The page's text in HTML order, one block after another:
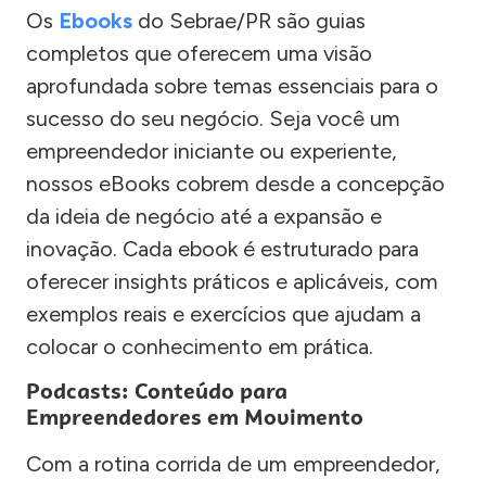
Os Ebooks do Sebrae/PR são guias
completos que oferecem uma visão
aprofundada sobre temas essenciais para o
sucesso do seu negócio. Seja você um
empreendedor iniciante ou experiente,
nossos eBooks cobrem desde a concepção
da ideia de negócio até a expansão e
inovação. Cada ebook é estruturado para
oferecer insights práticos e aplicáveis, com
exemplos reais e exercícios que ajudam a
colocar o conhecimento em prática.
Podcasts: Conteúdo para
Empreendedores em Movimento
Com a rotina corrida de um empreendedor,